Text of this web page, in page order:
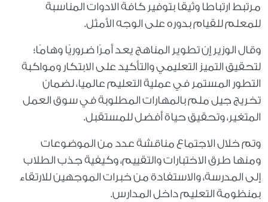
مرتبط ارتباطا وثيقا بتوفير كافة الادوات المناسبة
للمعلم للقيام بدوره على الوجه الأمثل.
وقال الوزير إن تطوير المناهج يعد أمرًا ضروريًا وهامًا؛
لتحقيق التميز التعليمي والتأكيد على الابتكار ومواكبة
التطور المستمر في عملية التعليم عالميا، لضمان
تخريج جيل ملم بالمهارات المطلوبة في سوق العمل
المتغير، وتحقيق حياة أفضل للمستقبل.
وتم خلال الاجتماع مناقشة عدد من الموضوعات
ومنها طرق الاختبارات والتقييم، وكيفية جذب الطلاب
إلى المدرسة، والاستفادة من خبرات الموجهين للارتقاء
بمنظومة التعليم داخل المدارس.